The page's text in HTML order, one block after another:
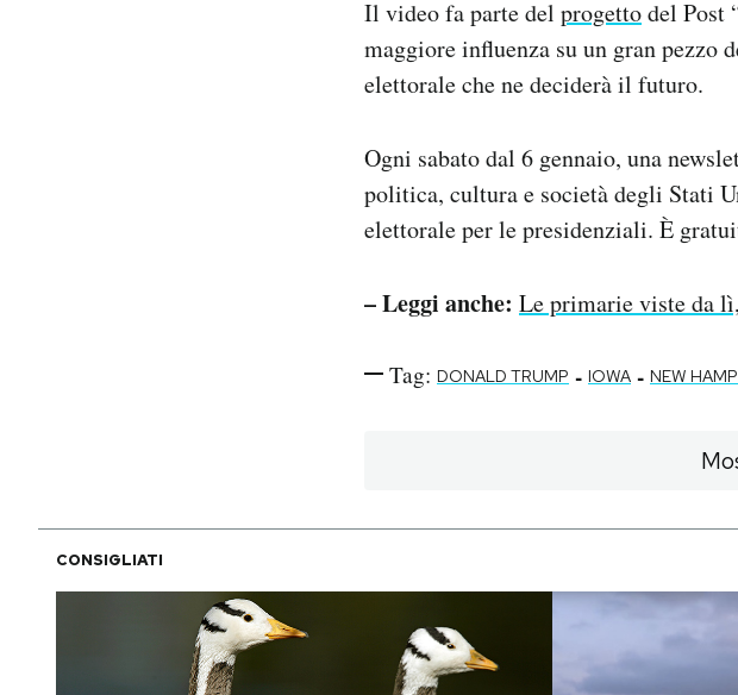
Il video fa parte del progettodel Post
maggiore influenza su un gran pezzo
elettorale che ne deciderà il futuro.
Ogni sabato dal 6 gennaio, una
politica, cultura e società degli Stati
elettorale per le presidenziali. È
– Leggi anche: Le primarie viste da
Tag: DONALD TRUMP - IOWA - NEW
CONSIGLIATI